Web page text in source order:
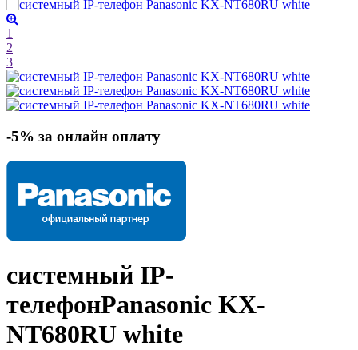
1
2
3
-5% за онлайн оплату
системный IP-
телефонPanasonic KX-
NT680RU white